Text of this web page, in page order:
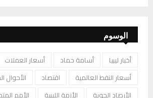
الوسوم
أخبار ليبيا أسامة حماد أسعار العملات
أسعار النفط العالمية
اقتصاد
الأحوال
الأرصاد الجوية
الأزمة الليبية
الأمم